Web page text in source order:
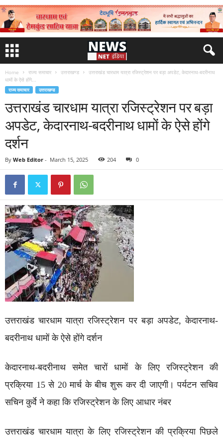
Home राज्य समाचार उत्तराखण्ड
उत्तराखंड चारधाम यात्रा रजिस्ट्रेशन पर बड़ा अपडेट, केदारनाथ-बदरीनाथ
धामों के ऐसे होंगे...
राज्य समाचार उत्तराखण्ड
उत्तराखंड चारधाम यात्रा रजिस्ट्रेशन पर बड़ा
अपडेट, केदारनाथ-बदरीनाथ धामों के ऐसे होंगे
दर्शन
By Web Editor - March 15, 2025 204 0
उत्तराखंड चारधाम यात्रा रजिस्ट्रेशन पर बड़ा अपडेट, केदारनाथ-
बदरीनाथ धामों के ऐसे होंगे दर्शन
केदारनाथ-बदरीनाथ समेत चारों धामों के लिए रजिस्ट्रेशन की
प्रक्रिया 15 से 20 मार्च के बीच शुरू कर दी जाएगी। पर्यटन सचिव
सचिन कुर्वे ने कहा कि रजिस्ट्रेशन के लिए आधार नंबर
उत्तराखंड चारधाम यात्रा के लिए रजिस्ट्रेशन की प्रक्रिया पिछले